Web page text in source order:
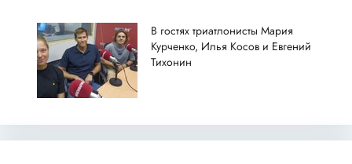
В гостях триатлонисты Мария
Курченко, Илья Косов и Евгений
Тихонин